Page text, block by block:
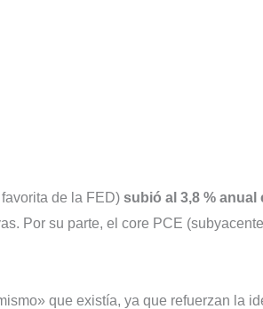
de la FED) subió al 3,8 % anual
Por su parte, el core PCE
que existía, ya que refuerzan la